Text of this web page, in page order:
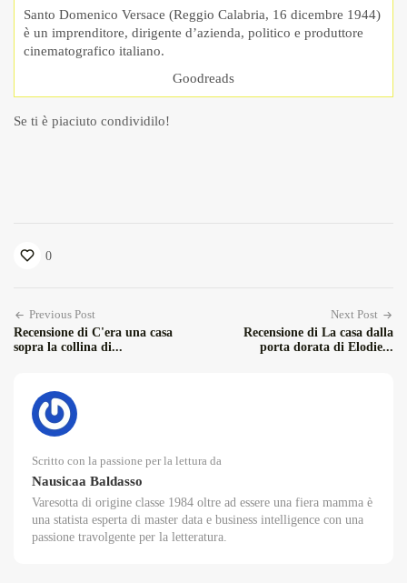
Santo Domenico Versace (Reggio Calabria, 16 dicembre 1944)
è un imprenditore, dirigente d’azienda, politico e produttore
cinematografico italiano.
Goodreads
Se ti è piaciuto condividilo!
0
Previous Post
Recensione di C'era una casa
sopra la collina di...
Next Post
Recensione di La casa dalla
porta dorata di Elodie...
Scritto con la passione per la lettura da
Nausicaa Baldasso
Varesotta di origine classe 1984 oltre ad essere una fiera mamma è
una statista esperta di master data e business intelligence con una
passione travolgente per la letteratura.